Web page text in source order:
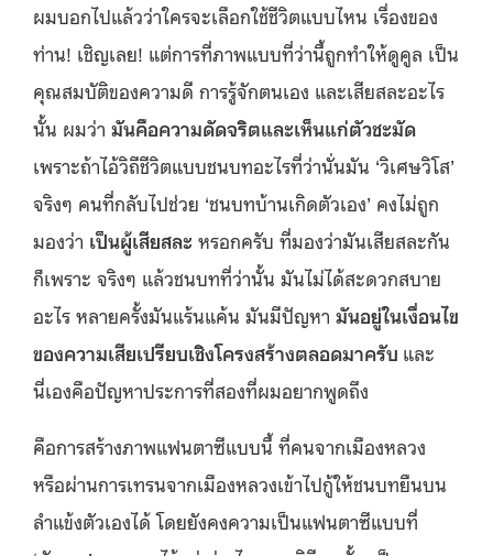
ผมบอกไปแล้วว่าใครจะเลือกใช้ชีวิตแบบไหน เรื่องของ
ท่าน! เชิญเลย! แต่การที่ภาพแบบที่ว่านี้ถูกทำให้ดูคูล เป็น
คุณสมบัติของความดี การรู้จักตนเอง และเสียสละอะไร
นั้น ผมว่า มันคือความดัดจริตและเห็นแก่ตัวชะมัด
เพราะถ้าไอ้วิถีชีวิตแบบชนบทอะไรที่ว่านั่นมัน ‘วิเศษวิโส’
จริงๆ คนที่กลับไปช่วย ‘ชนบทบ้านเกิดตัวเอง’ คงไม่ถูก
มองว่า เป็นผู้เสียสละ หรอกครับ ที่มองว่ามันเสียสละกัน
ก็เพราะ จริงๆ แล้วชนบทที่ว่านั้น มันไม่ได้สะดวกสบาย
อะไร หลายครั้งมันแร้นแค้น มันมีปัญหา มันอยู่ในเงื่อนไข
ของความเสียเปรียบเชิงโครงสร้างตลอดมาครับ และ
นี่เองคือปัญหาประการที่สองที่ผมอยากพูดถึง
คือการสร้างภาพแฟนตาซีแบบนี้ ที่คนจากเมืองหลวง
หรือผ่านการเทรนจากเมืองหลวงเข้าไปกู้ให้ชนบทยืนบน
ลำแข้งตัวเองได้ โดยยังคงความเป็นแฟนตาซีแบบที่